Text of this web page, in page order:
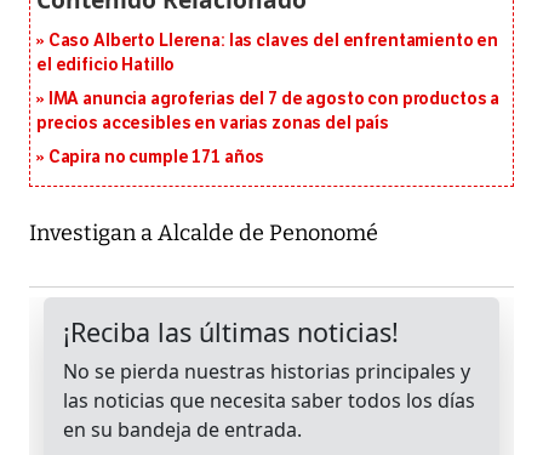
Caso Alberto Llerena: las claves del enfrentamiento en
el edificio Hatillo
IMA anuncia agroferias del 7 de agosto con productos a
precios accesibles en varias zonas del país
Capira no cumple 171 años
Investigan a Alcalde de Penonomé